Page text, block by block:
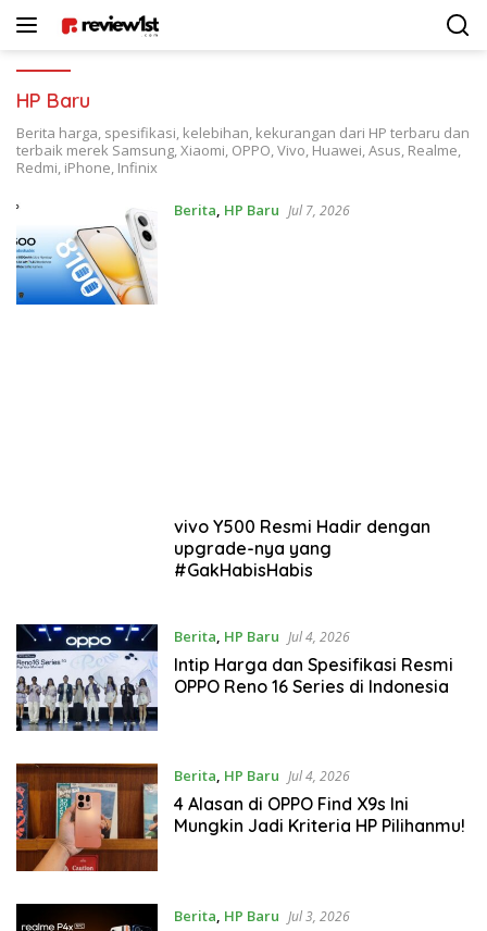
HP Baru
Berita harga, spesifikasi, kelebihan, kekurangan dari HP terbaru dan
terbaik merek Samsung, Xiaomi, OPPO, Vivo, Huawei, Asus, Realme,
Redmi, iPhone, Infinix
Berita, HP Baru Jul 7, 2026
vivo Y500 Resmi Hadir dengan
upgrade-nya yang
#GakHabisHabis
Berita, HP Baru Jul 4, 2026
Intip Harga dan Spesifikasi Resmi
OPPO Reno 16 Series di Indonesia
Berita, HP Baru Jul 4, 2026
4 Alasan di OPPO Find X9s Ini
Mungkin Jadi Kriteria HP Pilihanmu!
Berita, HP Baru Jul 3, 2026